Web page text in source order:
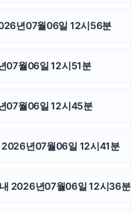
창원이혼전문변호사
년07월06일 12시56분
07월06일 12시51분
07월06일 12시45분
2026년07월06일 12시41분
2026년07월06일 12시36분